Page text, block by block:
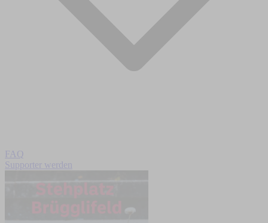
FAQ
Supporter werden